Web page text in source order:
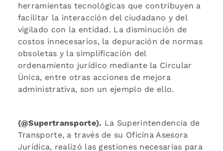
herramientas tecnológicas que contribuyen a
facilitar la interacción del ciudadano y del
vigilado con la entidad. La disminución de
costos innecesarios, la depuración de normas
obsoletas y la simplificación del
ordenamiento jurídico mediante la Circular
Única, entre otras acciones de mejora
administrativa, son un ejemplo de ello.
(@Supertransporte). La Superintendencia de
Transporte, a través de su Oficina Asesora
Jurídica, realizó las gestiones necesarias para